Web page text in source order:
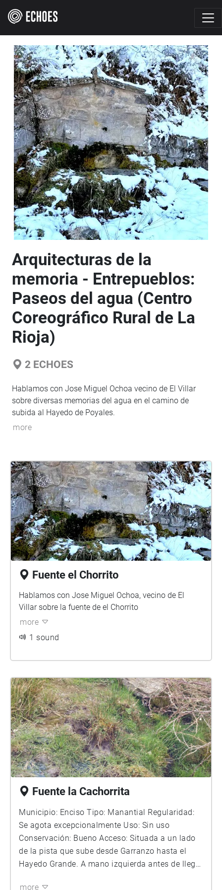
Arquitecturas de la
memoria - Entrepueblos:
Paseos del agua (Centro
Coreográfico Rural de La
Rioja)
2 ECHOES
Hablamos con Jose Miguel Ochoa vecino de El Villar
sobre diversas memorias del agua en el camino de
subida al Hayedo de Poyales.
more
Fuente el Chorrito
Hablamos con Jose Miguel Ochoa, vecino de El
Villar sobre la fuente de el Chorrito
more
1 sound
Fuente la Cachorrita
Municipio: Enciso Tipo: Manantial Regularidad:
Se agota excepcionalmente Uso: Sin uso
Conservación: Bueno Acceso: Situada a un lado
de la pista que sube desde Garranzo hasta el
Hayedo Grande. A mano izquierda antes de llegar
more